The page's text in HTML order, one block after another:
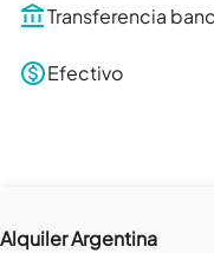
Transferencia
Efectivo
Alquiler Argentina